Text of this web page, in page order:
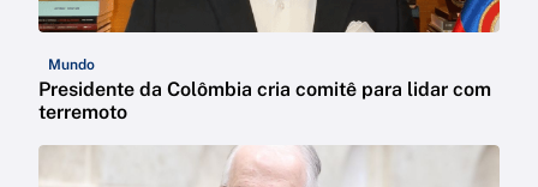
Mundo
Presidente da Colômbia cria comitê para lidar com
terremoto